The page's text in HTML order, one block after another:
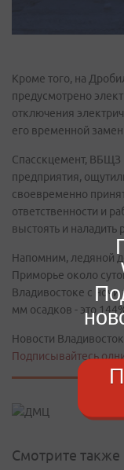
Кроме того, на
предусмотрено
отключения
его временной
Спасскцемент, ВБЩЗ
предприятия,
своевременно
ответственности и
выстоять и наладить
Напомним, ледяной
Приморье около
Владивостоке с
мм осадков - это
Новости
Подписывайтесь
Смотрите также